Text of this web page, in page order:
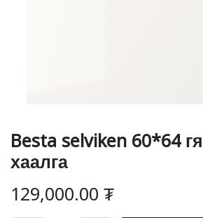
Besta selviken 60*64
хаалга
129,000.00₮